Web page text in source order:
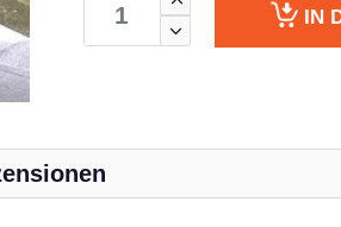
IN